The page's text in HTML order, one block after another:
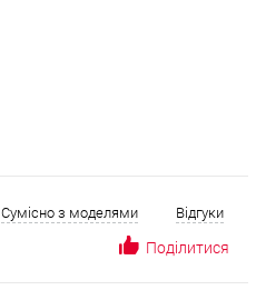
Сумісно з моделями Відгуки
Поділитися